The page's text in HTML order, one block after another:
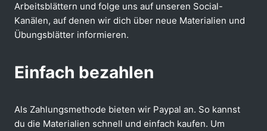
Arbeitsblättern und folge uns auf unseren Social-
Kanälen, auf denen wir dich über neue Materialien und
Übungsblätter informieren.
Einfach bezahlen
Als Zahlungsmethode bieten wir Paypal an. So kannst
du die Materialien schnell und einfach kaufen. Um